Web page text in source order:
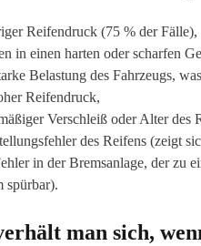
Reifendruck (75 % der Fälle),
in einen harten oder scharfen
Belastung des Fahrzeugs,
Reifendruck,
Verschleiß oder Alter des
des Reifens (zeigt
in der Bremsanlage, der zu
spürbar).
man sich,